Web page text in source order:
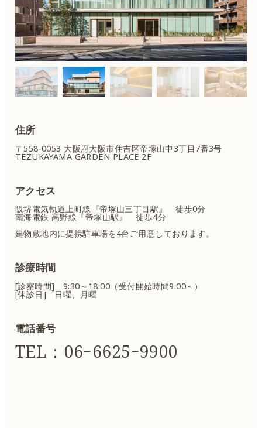
住所
〒558-0053 大阪府大阪市住吉区帝塚山中3丁目7番3号
TEZUKAYAMA GARDEN PLACE 2F
アクセス
阪堺電気軌道上町線『帝塚山三丁目駅』 徒歩0分
南海電鉄 高野線『帝塚山駅』 徒歩4分
建物敷地内に提携駐車場を4台ご用意しております。
診療時間
[診察時間] 9:30～18:00（受付開始時間9:00～）
[休診日] 日曜、月曜
電話番号
TEL：06ｰ6625ｰ9900